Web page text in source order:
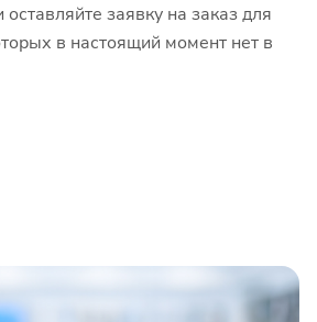
заявку на заказ для
в настоящий момент нет в